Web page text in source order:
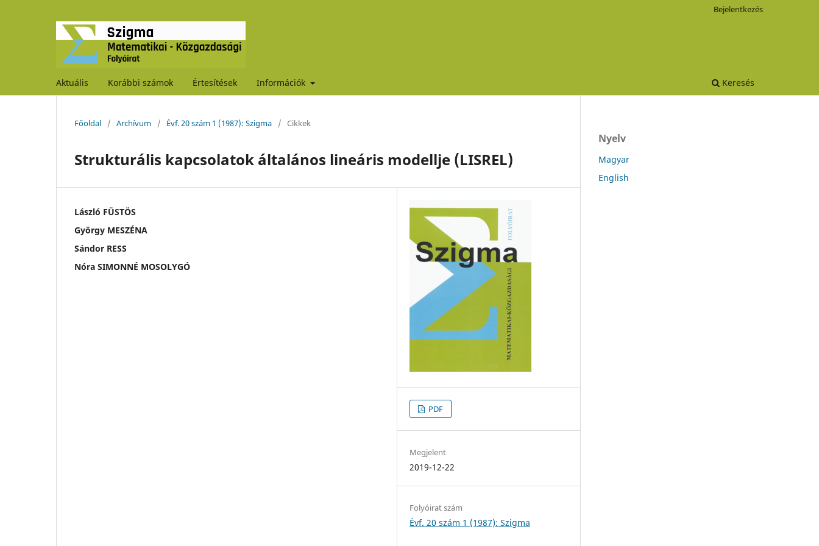
Aktuális Korábbi számok Értesítések Információk Keresés
Bejelentkezés
Főoldal / Archívum / Évf. 20 szám 1 (1987): Szigma / Cikkek
Strukturális kapcsolatok általános lineáris modellje (LISREL)
László FÜSTÖS
György MESZÉNA
Sándor RESS
Nóra SIMONNÉ MOSOLYGÓ
PDF
Megjelent
2019-12-22
Folyóirat szám
Évf. 20 szám 1 (1987): Szigma
Nyelv
Magyar
English